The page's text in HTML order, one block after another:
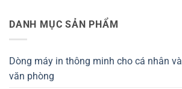
DANH MỤC SẢN PHẨM
Dòng máy in thông minh cho cá nhân và
văn phòng